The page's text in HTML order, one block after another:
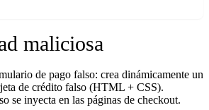
maliciosa
de pago falso: crea dinámicamente un
de crédito falso (HTML + CSS).
se inyecta en las páginas de checkout.